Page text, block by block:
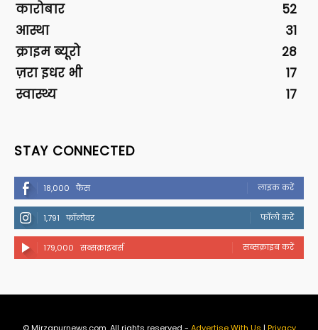
कारोबार
52
आस्था
31
क्राइम ब्यूरो
28
ज़रा इधर भी
17
स्वास्थ्य
17
STAY CONNECTED
18,000 फैंस लाइक करें
1,791 फॉलोवर फॉलो करें
179,000 सब्सक्राइबर्स सब्सक्राइब करें